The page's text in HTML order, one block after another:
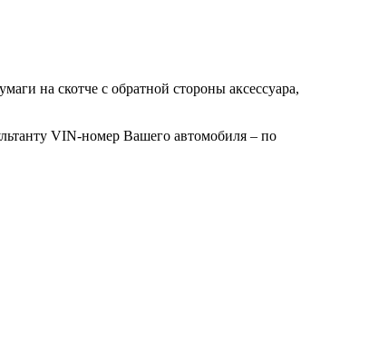
на скотче с обратной стороны аксессуара,
VIN-номер Вашего автомобиля – по